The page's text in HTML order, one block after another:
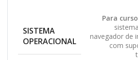
SISTEMA
OPERACIONAL
Para
navegador de
com